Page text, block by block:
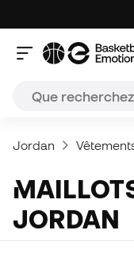
Jordan
MAILLOTS/T-SHIRTS
JORDAN